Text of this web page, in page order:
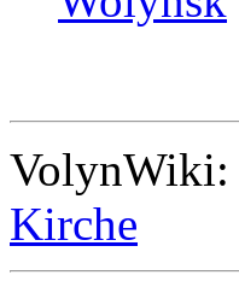
VolynWiki:
Kirche